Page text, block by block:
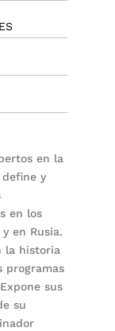
en la
y
en los
en Rusia.
la historia
programas
sus
su